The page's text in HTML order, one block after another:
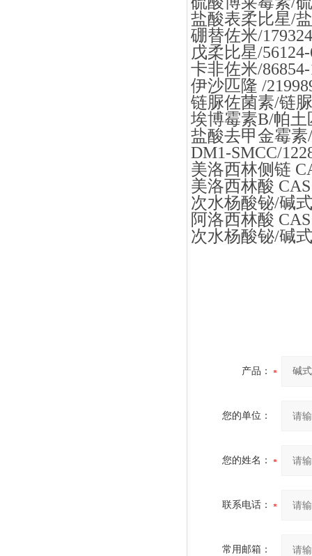
盐酸表柔比星/
硼替佐米/
戊柔比星/
卡非佐米/
伊沙匹隆 /
链脲佐菌素/链
埃博霉素B/帕土
盐酸去甲金霉素
DM1-SMCC/
美洛西林侧链
美洛西林酸
次水杨酸铋/碱
阿洛西林酸
次水杨酸铋/碱
产品：
您的单位：
您的姓名：
联系电话：
常用邮箱：